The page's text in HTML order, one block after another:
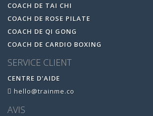
COACH DE TAI CHI
COACH DE ROSE PILATE
COACH DE QI GONG
COACH DE CARDIO BOXING
SERVICE CLIENT
CENTRE D'AIDE
hello@trainme.co
AVIS